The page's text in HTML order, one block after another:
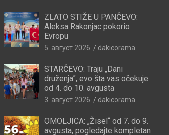
ZLATO STIŽE U PANČEVO:
Aleksa Rakonjac pokorio
Evropu
5. август 2026. dakicorama
STARČEVO: Traju „Dani
druženja”, evo šta vas očekuje
od 4. do 10. avgusta
3. август 2026. dakicorama
OMOLJICA: „Žisel“ od 7. do 9.
avgusta, pogledajte kompletan